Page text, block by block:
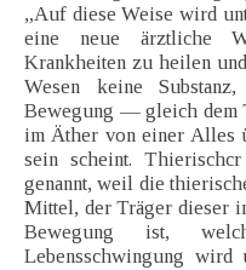
„Auf diese Weise wird
eine neue ärztliche
Krankheiten zu heilen
Wesen keine
Bewegung — gleich dem
im Äther von einer Alles
sein scheint.
genannt, weil die
Mittel, der Träger dieser
Bewegung ist,
Lebensschwingung